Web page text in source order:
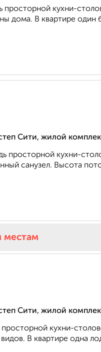
кухни-
дома. В квартире один
Сити, жилой
кухни-
санузел. Высота
местам
Сити, жилой
кухни-
В квартире одна